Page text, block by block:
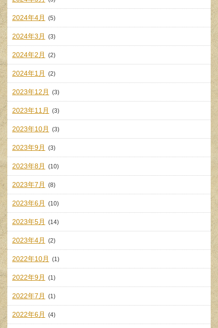
2024年4月 (5)
2024年3月 (3)
2024年2月 (2)
2024年1月 (2)
2023年12月 (3)
2023年11月 (3)
2023年10月 (3)
2023年9月 (3)
2023年8月 (10)
2023年7月 (8)
2023年6月 (10)
2023年5月 (14)
2023年4月 (2)
2022年10月 (1)
2022年9月 (1)
2022年7月 (1)
2022年6月 (4)